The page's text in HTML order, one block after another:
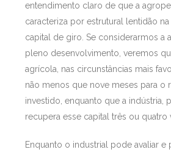
entendimento claro de que a
caracteriza por estrutural lentidão
capital de giro. Se considerarmos a
pleno desenvolvimento, veremos
agrícola, nas circunstâncias mais
não menos que nove meses para o
investido, enquanto que a indústria,
recupera esse capital três ou quatro
Enquanto o industrial pode avaliar e